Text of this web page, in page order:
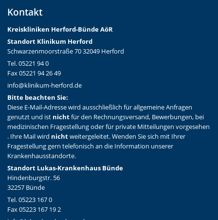
Kontakt
Kreiskliniken Herford-Bünde AöR
Standort Klinikum Herford
Schwarzenmoorstraße 70 32049 Herford
Tel. 05221 94 0
Fax 05221 94 26 49
info@klinikum-herford.de
Bitte beachten Sie:
Diese E-Mail-Adresse wird ausschließlich für allgemeine Anfragen
genutzt und ist nichtfür den Rechnungsversand, Bewerbungen, bei
medizinischen Fragestellung oder für private Mitteilungen vorgesehen
. Ihre Mail wird nichtweitergeleitet. Wenden Sie sich mit Ihrer
Fragestellung gern telefonisch an die Information unserer
Krankenhausstandorte.
Standort Lukas-Krankenhaus Bünde
Hindenburgstr. 56
32257 Bünde
Tel. 05223 167 0
Fax 05223 167 19 2